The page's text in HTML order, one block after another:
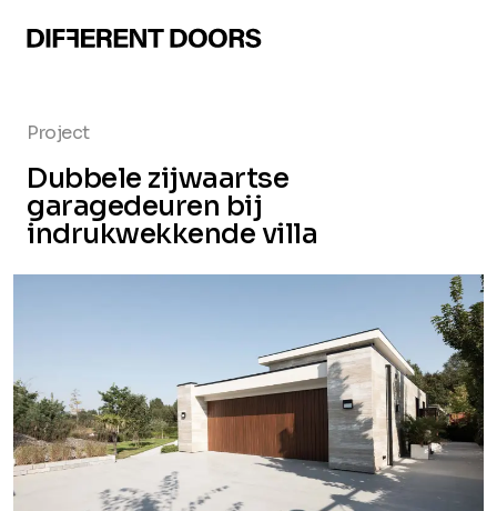
Project
Dubbele zijwaartse
garagedeuren bij
indrukwekkende villa